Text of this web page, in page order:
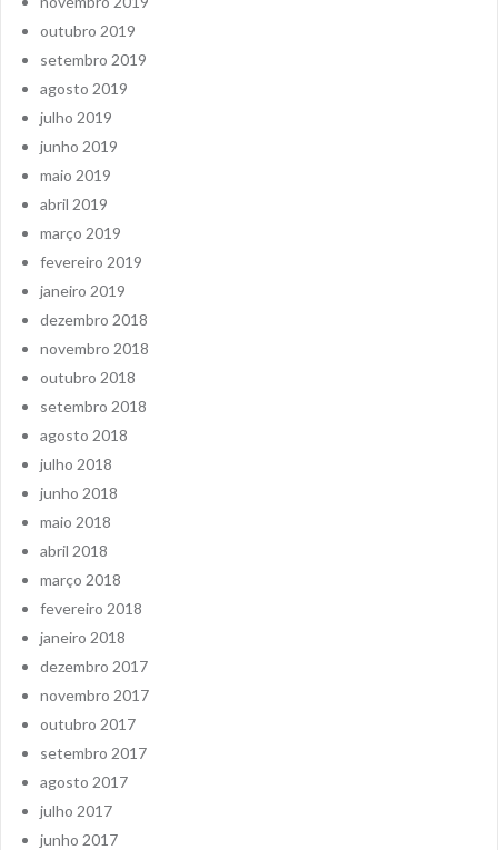
outubro 2019
setembro 2019
agosto 2019
julho 2019
junho 2019
maio 2019
abril 2019
março 2019
fevereiro 2019
janeiro 2019
dezembro 2018
novembro 2018
outubro 2018
setembro 2018
agosto 2018
julho 2018
junho 2018
maio 2018
abril 2018
março 2018
fevereiro 2018
janeiro 2018
dezembro 2017
novembro 2017
outubro 2017
setembro 2017
agosto 2017
julho 2017
junho 2017